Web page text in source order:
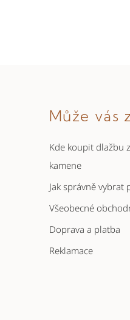
Může vás
Kde koupit dlažbu
kamene
Jak správně vybrat
Všeobecné
Doprava a platba
Reklamace